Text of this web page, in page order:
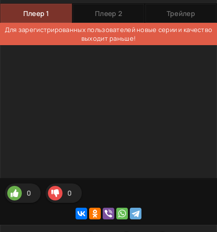
Плеер 1 Плеер 2 Трейлер
Для зарегистрированных пользователей новые серии и качество
выходит раньше!
0 0